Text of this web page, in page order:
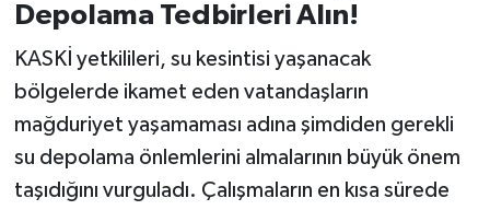
Depolama Tedbirleri Alın!
KASKİ yetkilileri, su kesintisi yaşanacak
bölgelerde ikamet eden vatandaşların
mağduriyet yaşamaması adına şimdiden gerekli
su depolama önlemlerini almalarının büyük önem
taşıdığını vurguladı. Çalışmaların en kısa sürede